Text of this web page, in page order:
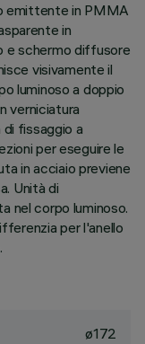
emittente in PMMA
in
e schermo diffusore
visivamente il
luminoso a doppio
verniciatura
fissaggio a
per eseguire le
in acciaio previene
Unità di
nel corpo luminoso.
per l'anello
ø172